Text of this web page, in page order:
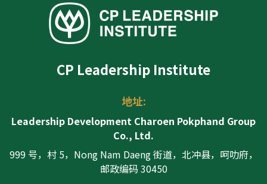
CP Leadership Institute
地址:
Leadership Development Charoen Pokphand Group
Co., Ltd.
999 号，村 5，Nong Nam Daeng 街道，北冲县，呵叻府，
邮政编码 30450